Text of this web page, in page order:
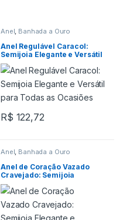
Anel, Banhada a Ouro
Anel Regulável Caracol:
Semijoia Elegante e Versátil
para Todas as Ocasiões
R$ 122,72
Anel, Banhada a Ouro
Anel de Coração Vazado
Cravejado: Semijoia
Elegante e Sofisticada